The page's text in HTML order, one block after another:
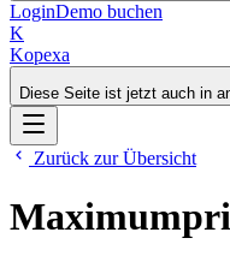
LoginDemo buchen
K
Kopexa
Diese Seite ist jetzt auch in
Zurück zur Übersicht